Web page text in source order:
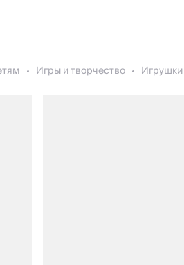
Игры и творчество